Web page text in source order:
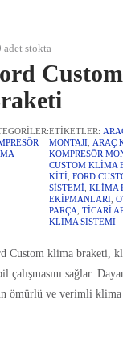
Custom klima braketi,
çalışmasını sağlar.
ömürlü ve verimli klima
adet stokta
ETIKETLER:
MONTAJI, ARAÇ
KOMPRESÖR
CUSTOM KLIMA
KITI, FORD
SISTEMI, KLIMA
EKIPMANLARI,
PARÇA TICARI
KLIMA SISTEMI